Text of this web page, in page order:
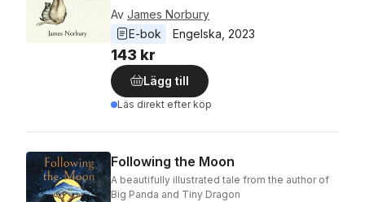
Av James Norbury
E-bok
Engelska 2023
143 kr
Lägg till
Läs direkt efter köp
Following the Moon
A beautifully illustrated tale from the author of
Big Panda and Tiny Dragon